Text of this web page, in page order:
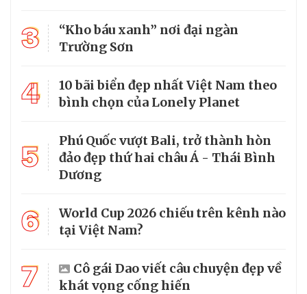
3
“Kho báu xanh” nơi đại ngàn
Trường Sơn
4
10 bãi biển đẹp nhất Việt Nam theo
bình chọn của Lonely Planet
5
Phú Quốc vượt Bali, trở thành hòn
đảo đẹp thứ hai châu Á - Thái Bình
Dương
6
World Cup 2026 chiếu trên kênh nào
tại Việt Nam?
7
Cô gái Dao viết câu chuyện đẹp về
khát vọng cống hiến